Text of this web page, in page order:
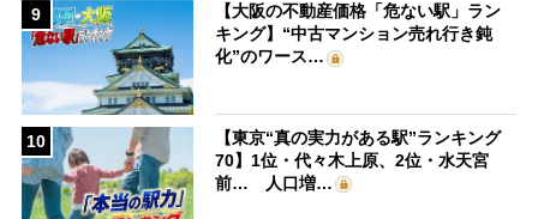
9
【大阪の不動産価格「危ない駅」ラン
キング】“中古マンション売れ行き鈍
化”のワース…
10
【東京“真の実力がある駅”ランキング
70】1位・代々木上原、2位・水天宮
前… 人口増…